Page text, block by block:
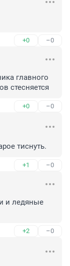
+0 –0
главного
стесняется
+0 –0
тиснуть.
+1 –0
и ледяные
+2 –0